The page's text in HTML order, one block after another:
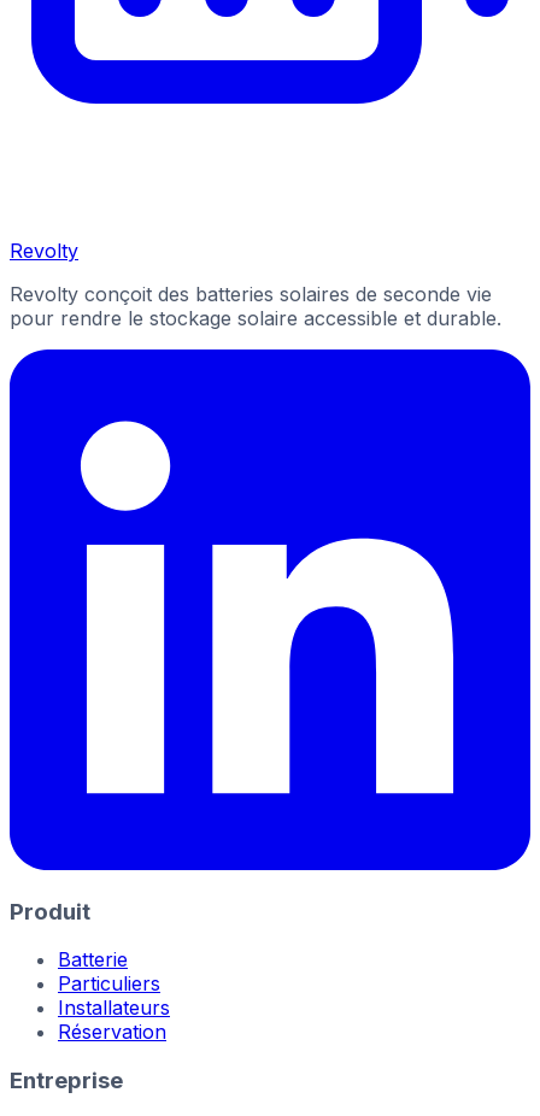
Revolty
Revolty conçoit des batteries solaires de seconde vie
pour rendre le stockage solaire accessible et durable.
Produit
Batterie
Particuliers
Installateurs
Réservation
Entreprise